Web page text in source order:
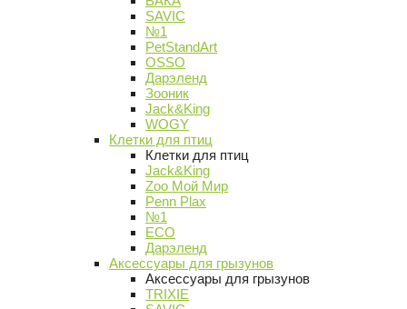
SAVIC
№1
PetStandArt
OSSO
Дарэленд
Зооник
Jack&King
WOGY
Клетки для птиц
Клетки для птиц
Jack&King
Zoo Мой Мир
Penn Plax
№1
ECO
Дарэленд
Аксессуары для грызунов
Аксессуары для грызунов
TRIXIE